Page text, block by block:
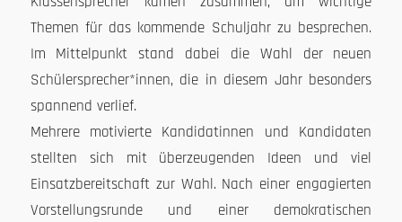
Themen für das kommende Schuljahr zu besprechen.
Im Mittelpunkt stand dabei die Wahl der neuen
Schülersprecher*innen, die in diesem Jahr besonders
spannend verlief.
Mehrere motivierte Kandidatinnen und Kandidaten
stellten sich mit überzeugenden Ideen und viel
Einsatzbereitschaft zur Wahl. Nach einer engagierten
Vorstellungsrunde und einer demokratischen